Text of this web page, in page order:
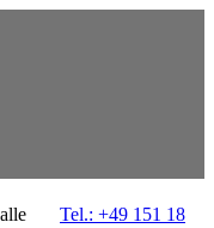
Tel.: +49 151 18